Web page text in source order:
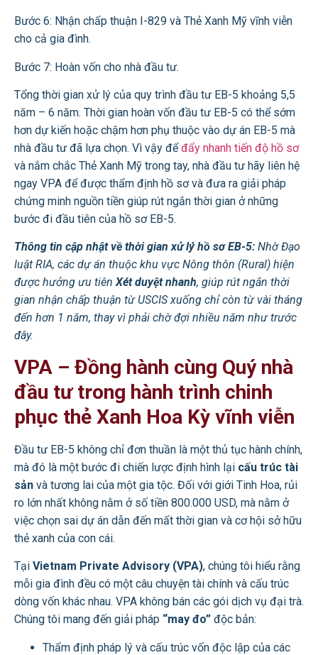
Bước 6: Nhận chấp thuận I-829 và Thẻ Xanh Mỹ vĩnh viễn
cho cả gia đình.
Bước 7: Hoàn vốn cho nhà đầu tư.
Tổng thời gian xử lý của quy trình đầu tư EB-5 khoảng 5,5
năm – 6 năm. Thời gian hoàn vốn đầu tư EB-5 có thể sớm
hơn dự kiến hoặc chậm hơn phụ thuộc vào dự án EB-5 mà
nhà đầu tư đã lựa chọn. Vì vậy đểđẩy nhanh tiến độ hồ sơ
và nắm chắc Thẻ Xanh Mỹ trong tay, nhà đầu tư hãy liên hệ
ngay VPA để được thẩm định hồ sơ và đưa ra giải pháp
chứng minh nguồn tiền giúp rút ngắn thời gian ở những
bước đi đầu tiên của hồ sơ EB-5.
Thông tin cập nhật về thời gian xử lý hồ sơ EB-5: Nhờ Đạo
luật RIA, các dự án thuộc khu vực Nông thôn (Rural) hiện
được hưởng ưu tiênXét duyệt nhanh, giúp rút ngắn thời
gian nhận chấp thuận từ USCIS xuống chỉ còn từ vài tháng
đến hơn 1 năm, thay vì phải chờ đợi nhiều năm như trước
đây.
VPA – Đồng hành cùng Quý nhà
đầu tư trong hành trình chinh
phục thẻ Xanh Hoa Kỳ vĩnh viễn
Đầu tư EB-5 không chỉ đơn thuần là một thủ tục hành chính,
mà đó là một bước đi chiến lược định hình lại cấu trúc tài
sản và tương lai của một gia tộc. Đối với giới Tinh Hoa, rủi
ro lớn nhất không nằm ở số tiền 800.000 USD, mà nằm ở
việc chọn sai dự án dẫn đến mất thời gian và cơ hội sở hữu
thẻ xanh của con cái.
Tại Vietnam Private Advisory (VPA), chúng tôi hiểu rằng
mỗi gia đình đều có một câu chuyện tài chính và cấu trúc
dòng vốn khác nhau. VPA không bán các gói dịch vụ đại trà.
Chúng tôi mang đến giải pháp “may đo” độc bản:
Thẩm định pháp lý và cấu trúc vốn độc lập của các